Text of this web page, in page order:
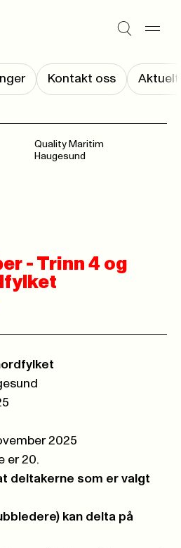
Kontakt oss Aktuelt
Quality Maritim
Haugesund
- Trinn 4 og
2025
er 20.
deltakerne som er valgt
kan delta på